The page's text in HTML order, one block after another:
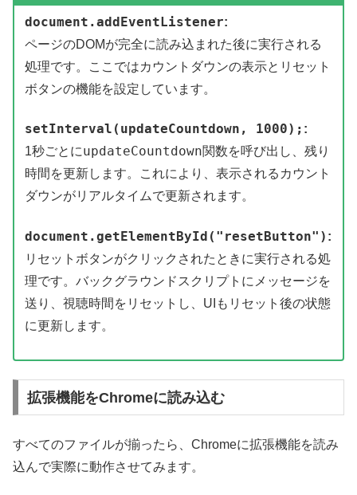
document.addEventListener:
ページのDOMが完全に読み込まれた後に実行される
処理です。ここではカウントダウンの表示とリセット
ボタンの機能を設定しています。
setInterval(updateCountdown, 1000); :
1秒ごとにupdateCountdown関数を呼び出し、残り
時間を更新します。これにより、表示されるカウント
ダウンがリアルタイムで更新されます。
document.getElementById("resetButton") :
リセットボタンがクリックされたときに実行される処
理です。バックグラウンドスクリプトにメッセージを
送り、視聴時間をリセットし、UIもリセット後の状態
に更新します。
拡張機能をChromeに読み込む
すべてのファイルが揃ったら、Chromeに拡張機能を読み
込んで実際に動作させてみます。